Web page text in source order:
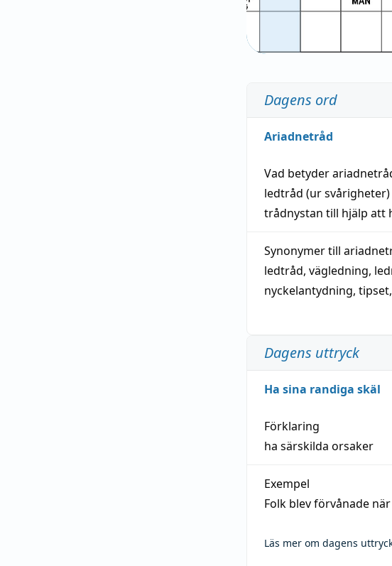
Dagens ord
Ariadnetråd
Vad betyder
ledtråd (ur
trådnystan till hjälp att
Synonymer till
ledtråd, vägledning,
nyckelantydning, tipset,
Dagens uttryck
Ha sina randiga skäl
Förklaring
ha särskilda orsaker
Exempel
Folk blev förvånade
Läs mer om dagens